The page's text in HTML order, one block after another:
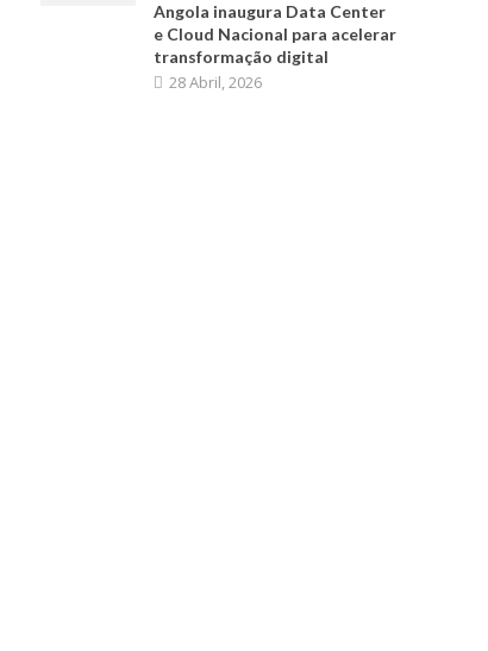
Angola inaugura Data Center
e Cloud Nacional para acelerar
transformação digital
28 Abril, 2026